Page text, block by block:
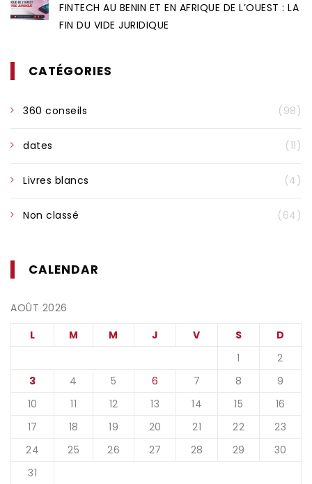
FINTECH AU BENIN ET EN AFRIQUE DE L’OUEST : LA
FIN DU VIDE JURIDIQUE
CATÉGORIES
360 conseils (98)
dates (11)
Livres blancs (4)
Non classé (64)
CALENDAR
AOÛT 2026
L
M M J V S
D
1
2
3
4 5 6 7 8
9
10
11 12 13 14 15
16
17
18 19 20 21 22
23
24
25 26 27 28 29
30
31